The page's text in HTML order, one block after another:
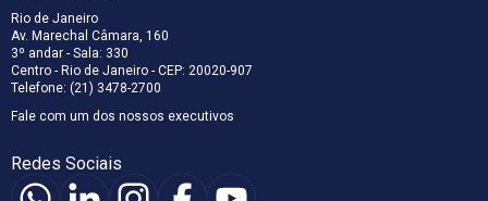
Rio de Janeiro
Av. Marechal Câmara, 160
3º andar - Sala: 330
Centro - Rio de Janeiro - CEP: 20020-907
Telefone: (21) 3478-2700
Fale com um dos nossos executivos
Redes Sociais